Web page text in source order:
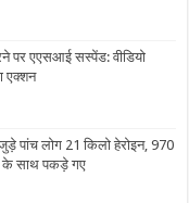
पर एएसआई सस्पेंड: वीडियो
एक्शन
पांच लोग 21 किलो हेरोइन, 970
के साथ पकड़े गए